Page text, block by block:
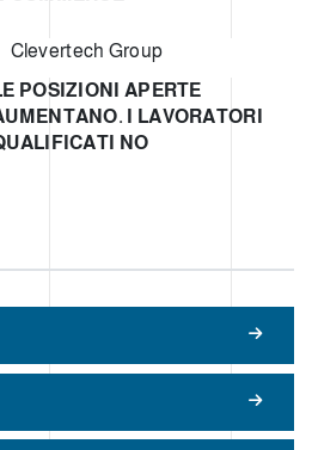
Clevertech Group
POSIZIONI APERTE
I LAVORATORI
NO